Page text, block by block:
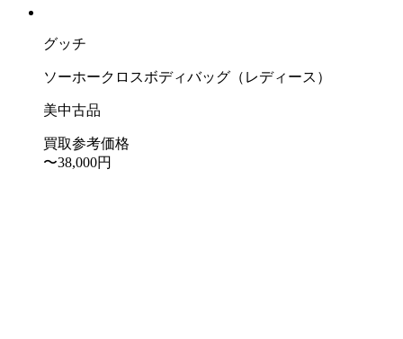
グッチ
ソーホークロスボディバッグ（レディース）
美中古品
買取参考価格
〜38,000円